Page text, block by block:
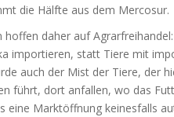
die Hälfte aus dem Mercosur.
daher auf
importieren, statt Tiere mit
auch der Mist der Tiere, der
führt, dort anfallen, wo das
eine Marktöffnung keinesfalls